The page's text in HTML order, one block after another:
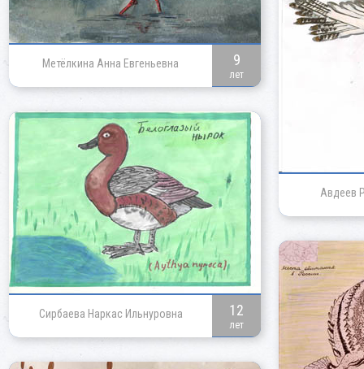
Авдеев
Метёлкина Анна Евгеньевна 9
лет
Сирбаева Наркас Ильнуровна 12
лет